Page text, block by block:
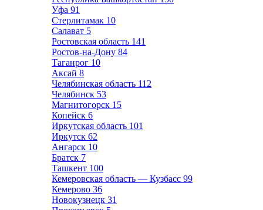
Уфа 91
Стерлитамак 10
Салават 5
Ростовская область 141
Ростов-на-Дону 84
Таганрог 10
Аксай 8
Челябинская область 112
Челябинск 53
Магнитогорск 15
Копейск 6
Иркутская область 101
Иркутск 62
Ангарск 10
Братск 7
Ташкент 100
Кемеровская область — Кузбасс 99
Кемерово 36
Новокузнецк 31